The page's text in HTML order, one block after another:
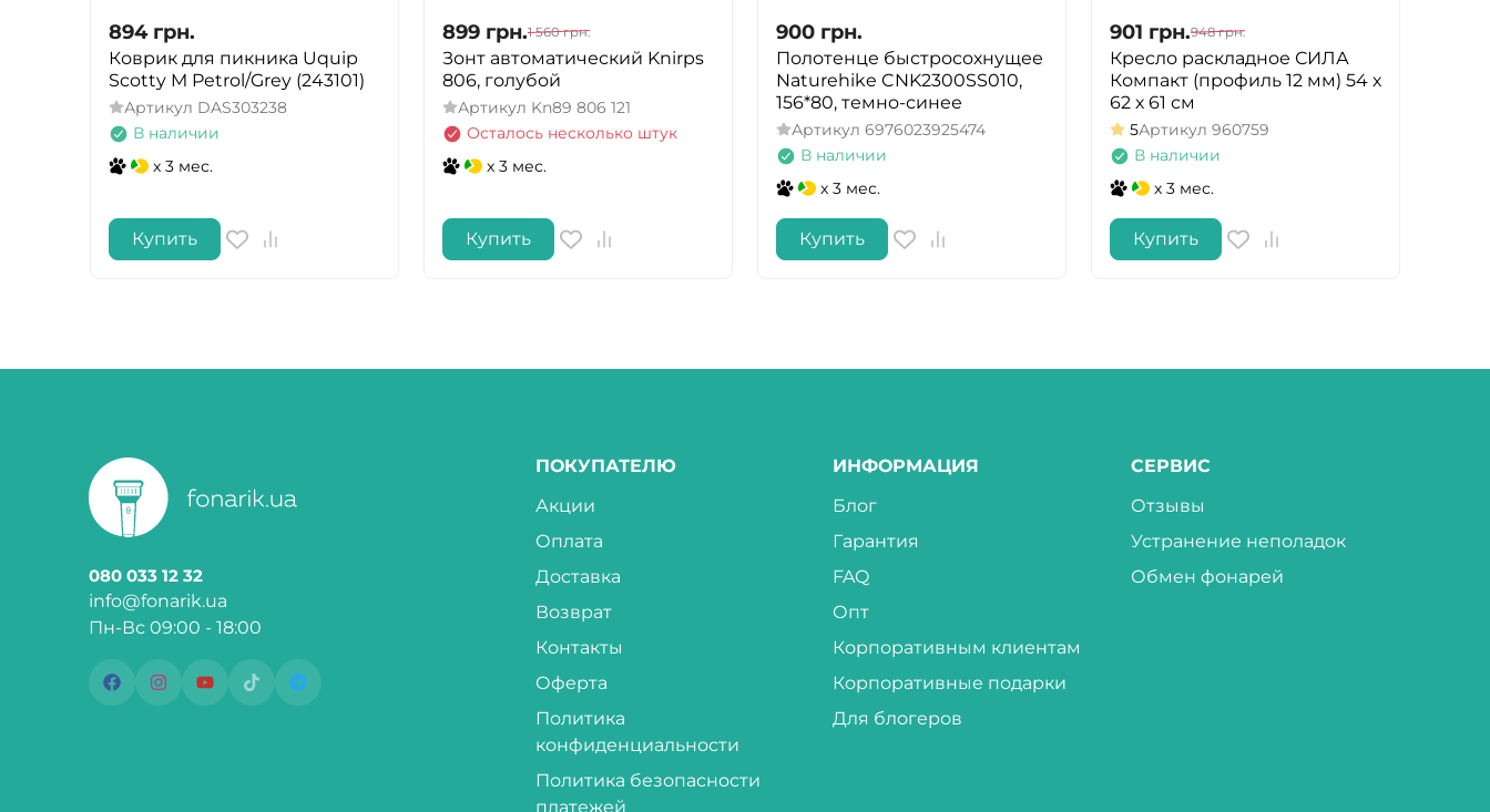
894 грн.
Коврик для пикника Uquip
Scotty M Petrol/Grey (243101)
Артикул DAS303238
В наличии
x 3 мес.
Купить
899 грн.1 560 грн.
Зонт автоматический Knirps
806, голубой
Артикул Kn89 806 121
Осталось несколько штук
x 3 мес.
Купить
900 грн.
Полотенце быстросохнущее
Naturehike CNK2300SS010,
156*80, темно-синее
Артикул 6976023925474
В наличии
x 3 мес.
Купить
901 грн.948 грн.
Кресло раскладное СИЛА
Компакт (профиль 12 мм) 54 х
62 х 61 см
5Артикул 960759
В наличии
x 3 мес.
Купить
080 033 12 32
info@fonarik.ua
Пн-Вс 09:00 - 18:00
ПОКУПАТЕЛЮ
Акции
Оплата
Доставка
Возврат
Контакты
Оферта
Политика
конфиденциальности
Политика безопасности
платежей
ИНФОРМАЦИЯ
Блог
Гарантия
FAQ
Опт
Корпоративным клиентам
Корпоративные подарки
Для блогеров
СЕРВИС
Отзывы
Устранение неполадок
Обмен фонарей